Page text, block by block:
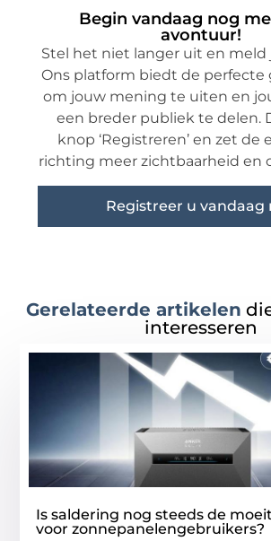
Begin vandaag nog
avontuur!
Stel het niet langer uit en meld
Ons platform biedt de perfecte
om jouw mening te uiten en
een breder publiek te delen.
knop ‘Registreren’ en zet de
richting meer zichtbaarheid en
Registreer u vandaag
Gerelateerde artikelen
interesseren
Is saldering nog steeds de
voor zonnepanelengebruikers?